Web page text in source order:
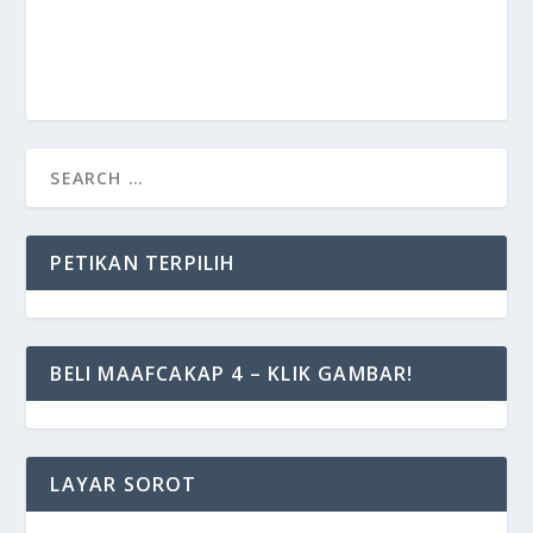
PETIKAN TERPILIH
BELI MAAFCAKAP 4 – KLIK GAMBAR!
LAYAR SOROT